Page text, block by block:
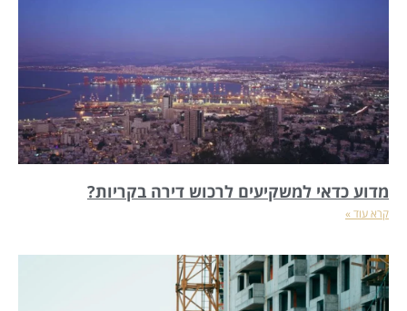
מדוע כדאי למשקיעים לרכוש דירה בקריות?
קרא עוד »